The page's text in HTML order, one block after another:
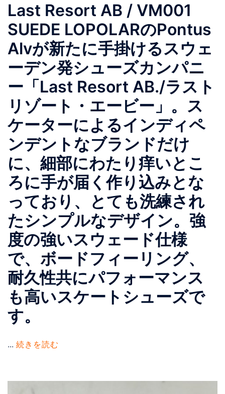
Last Resort AB / VM001
SUEDE LOPOLARのPontus
Alvが新たに手掛けるスウェ
ーデン発シューズカンパニ
ー「Last Resort AB./ラスト
リゾート・エービー」。ス
ケーターによるインディペ
ンデントなブランドだけ
に、細部にわたり痒いとこ
ろに手が届く作り込みとな
っており、とても洗練され
たシンプルなデザイン。強
度の強いスウェード仕様
で、ボードフィーリング、
耐久性共にパフォーマンス
も高いスケートシューズで
す。
... 続きを読む